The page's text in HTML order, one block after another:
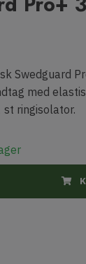
Swedguard
med
st ringisolator.